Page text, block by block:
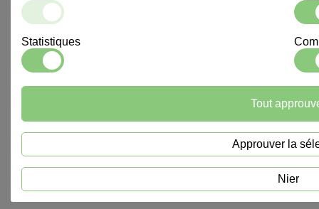
Statistiques
Nier
Approuver la
Tout